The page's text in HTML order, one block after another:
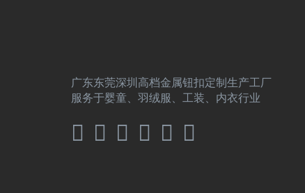
广东东莞深圳高档金属钮扣定制生产工厂
服务于婴童、羽绒服、工装、内衣行业